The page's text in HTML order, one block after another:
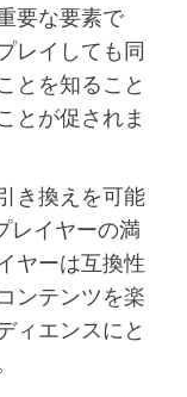
要な要素で
レイしても同
とを知ること
とが促されま
き換えを可能
レイヤーの満
ヤーは互換性
ンテンツを楽
ィエンスにと